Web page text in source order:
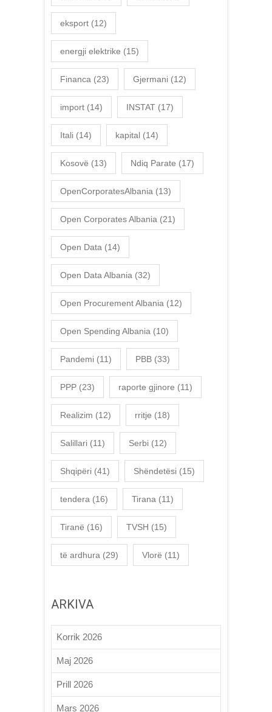
eksport (12)
energji elektrike (15)
Financa (23) Gjermani (12)
import (14) INSTAT (17)
Itali (14) kapital (14)
Kosovë (13) Ndiq Parate (17)
OpenCorporatesAlbania (13)
Open Corporates Albania (21)
Open Data (14)
Open Data Albania (32)
Open Procurement Albania (12)
Open Spending Albania (10)
Pandemi (11) PBB (33)
PPP (23) raporte gjinore (11)
Realizim (12) rritje (18)
Salillari (11) Serbi (12)
Shqipëri (41) Shëndetësi (15)
tendera (16) Tirana (11)
Tiranë (16) TVSH (15)
të ardhura (29) Vlorë (11)
ARKIVA
Korrik 2026
Maj 2026
Prill 2026
Mars 2026